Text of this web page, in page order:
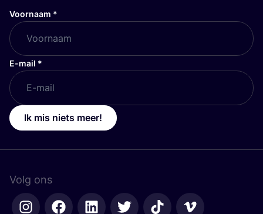
Voornaam *
E-mail *
Ik mis niets meer!
Volg ons